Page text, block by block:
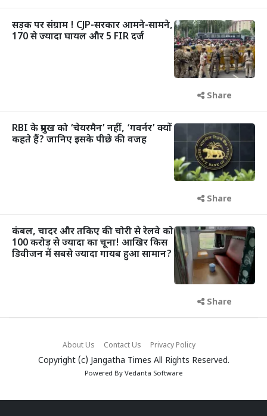
सड़क पर संग्राम ! CJP-सरकार आमने-सामने,
170 से ज्यादा घायल और 5 FIR दर्ज
Share
RBI के प्रमुख को ‘चेयरमैन’ नहीं, ‘गवर्नर’ क्यों
कहते हैं? जानिए इसके पीछे की वजह
Share
कंबल, चादर और तकिए की चोरी से रेलवे को
100 करोड़ से ज्यादा का चूना! आखिर किस
डिवीजन में सबसे ज्यादा गायब हुआ सामान?
Share
About Us Contact Us Privacy Policy
Copyright (c) Jangatha Times All Rights Reserved.
Powered By Vedanta Software